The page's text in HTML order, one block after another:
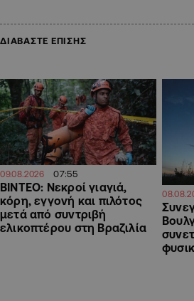
ΔΙΑΒΑΣΤΕ ΕΠΙΣΗΣ
09.08.2026 07:55
ΒΙΝΤΕΟ: Νεκροί γιαγιά,
κόρη, εγγονή και πιλότος
μετά από συντριβή
ελικοπτέρου στη Βραζιλία